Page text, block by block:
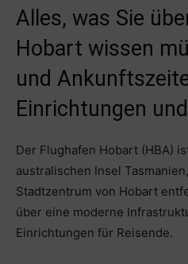
Alles, was Sie
Hobart wissen
und
Einrichtungen
Der Flughafen Hobart (HBA)
australischen Insel
Stadtzentrum von Hobart
über eine moderne
Einrichtungen für Reisende.